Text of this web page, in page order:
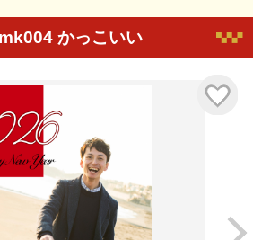
かっこいい